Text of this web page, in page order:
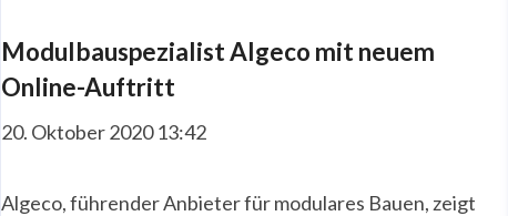
Modulbauspezialist Algeco mit neuem
Online-Auftritt
20. Oktober 2020 13:42
Algeco, führender Anbieter für modulares Bauen, zeigt